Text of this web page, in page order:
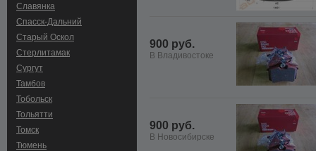
Славянка
Спасск-Дальний
Старый Оскол
Стерлитамак
Сургут
Тамбов
Тобольск
Тольятти
Томск
Тюмень
900 руб.
В Владивостоке
900 руб.
В Новосибирске